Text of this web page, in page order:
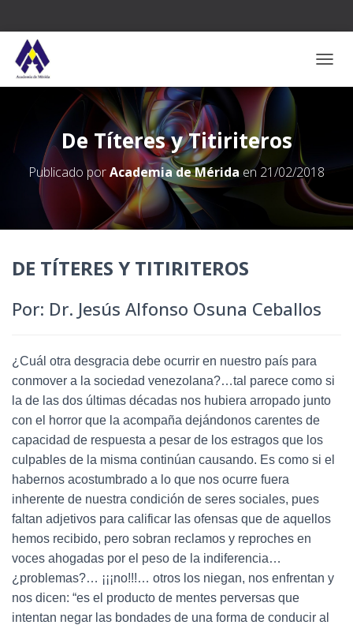
De Títeres y Titiriteros
Publicado porAcademia de Mérida en 21/02/2018
DE TÍTERES Y TITIRITEROS
Por: Dr. Jesús Alfonso Osuna Ceballos
¿Cuál otra desgracia debe ocurrir en nuestro país para
conmover a la sociedad venezolana?…tal parece como si
la de las dos últimas décadas nos hubiera arropado junto
con el horror que la acompaña dejándonos carentes de
capacidad de respuesta a pesar de los estragos que los
culpables de la misma continúan causando. Es como si el
habernos acostumbrado a lo que nos ocurre fuera
inherente de nuestra condición de seres sociales, pues
faltan adjetivos para calificar las ofensas que de aquellos
hemos recibido, pero sobran reclamos y reproches en
voces ahogadas por el peso de la indiferencia…
¿problemas?… ¡¡¡no!!!… otros los niegan, nos enfrentan y
nos dicen: “es el producto de mentes perversas que
intentan negar las bondades de una forma de conducir al